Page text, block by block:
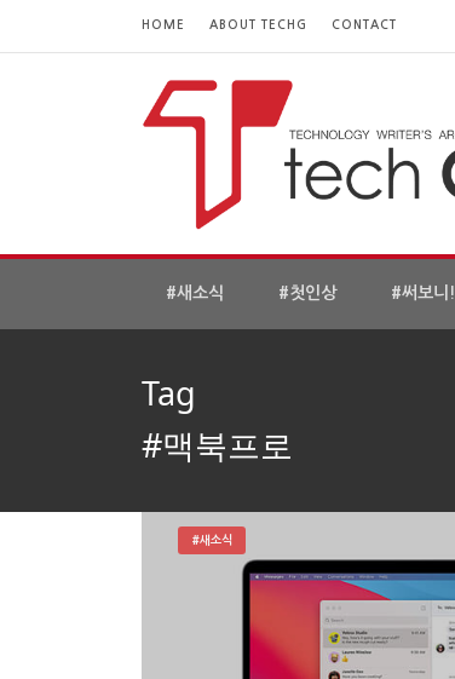
HOME ABOUT TECHG CONTACT
#새소식 #첫인상 #써보니!
Tag
#맥북프로
#새소식